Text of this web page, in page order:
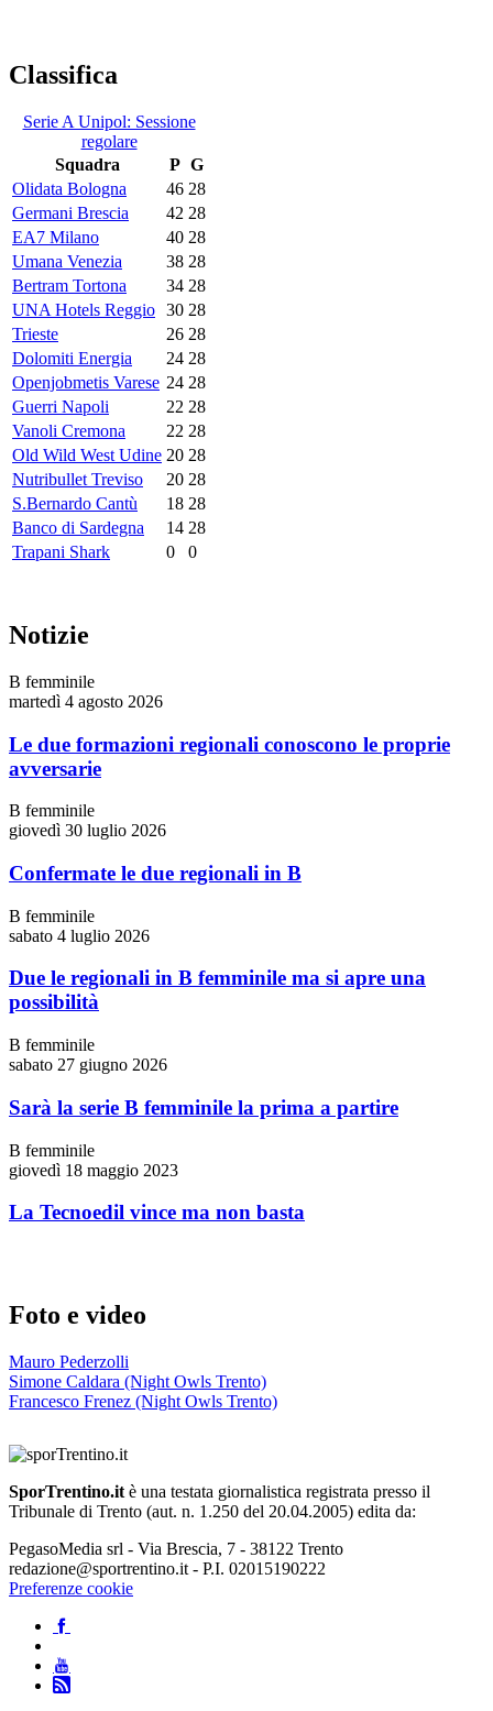
Classifica
Serie A Unipol: Sessione
regolare
Squadra
P G
Olidata Bologna
46 28
Germani Brescia
42 28
EA7 Milano
40 28
Umana Venezia
38 28
Bertram Tortona
34 28
UNA Hotels Reggio 30 28
Trieste
26 28
Dolomiti Energia
24 28
Openjobmetis Varese 24 28
Guerri Napoli
22 28
Vanoli Cremona
22 28
Old Wild West Udine 20 28
Nutribullet Treviso
20 28
S.Bernardo Cantù
18 28
Banco di Sardegna
14 28
Trapani Shark
0 0
Notizie
B femminile
martedì 4 agosto 2026
Le due formazioni regionali conoscono le proprie
avversarie
B femminile
giovedì 30 luglio 2026
Confermate le due regionali in B
B femminile
sabato 4 luglio 2026
Due le regionali in B femminile ma si apre una
possibilità
B femminile
sabato 27 giugno 2026
Sarà la serie B femminile la prima a partire
B femminile
giovedì 18 maggio 2023
La Tecnoedil vince ma non basta
Foto e video
Mauro Pederzolli
Simone Caldara (Night Owls Trento)
Francesco Frenez (Night Owls Trento)
SporTrentino.it è una testata giornalistica registrata presso il
Tribunale di Trento (aut. n. 1.250 del 20.04.2005) edita da:
PegasoMedia srl - Via Brescia, 7 - 38122 Trento
redazione@sportrentino.it - P.I. 02015190222
Preferenze cookie